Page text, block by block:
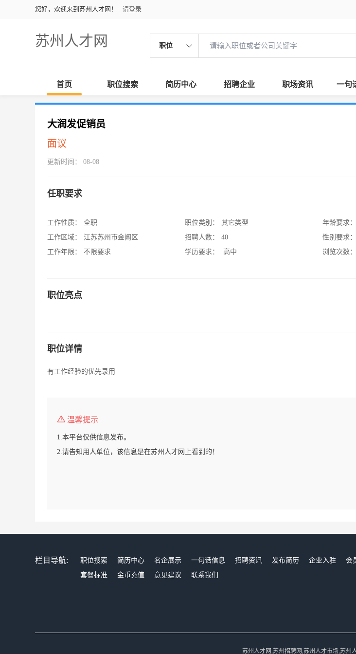
您好，欢迎来到苏州人才网！ 请登录
苏州人才网 职位
首页 职位搜索 简历中心 招聘企业 职场资讯 一句
大润发促销员
面议
更新时间： 08-08
任职要求
工作性质：
全职
工作区域：
江苏苏州市金阊区
工作年限：
不限要求
职位类别：
其它类型
招聘人数：
40
学历要求：
高中
年龄要求：
性别要求：
浏览次数：
职位亮点
职位详情
有工作经验的优先录用
温馨提示
1.本平台仅供信息发布。
2.请告知用人单位，该信息是在苏州人才网上看到的！
栏目导航: 职位搜索 简历中心 名企展示 一句话信息 招聘资讯 发布简历 企业入驻 会
套餐标准
金币充值 意见建议 联系我们
苏州人才网,苏州招聘网,苏州人才市场,苏州